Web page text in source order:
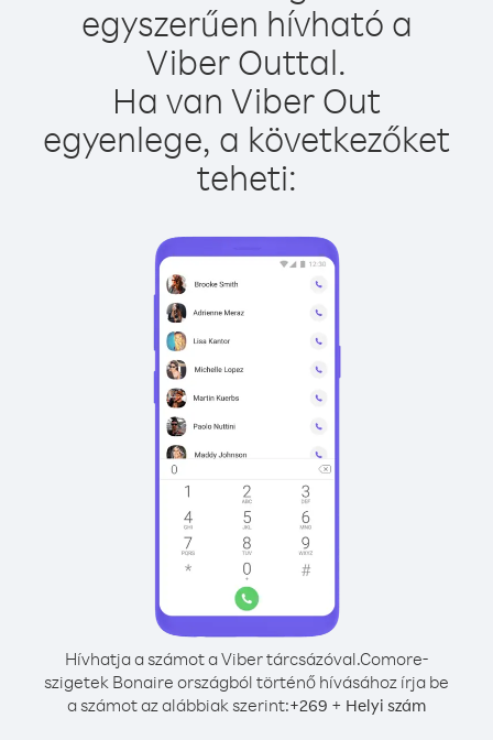
egyszerűen hívható a
Viber Outtal.
Ha van Viber Out
egyenlege, a következőket
teheti:
Hívhatja a számot a Viber tárcsázóval.Comore-
szigetek Bonaire országból történő hívásához írja be
a számot az alábbiak szerint:+269 + Helyi szám